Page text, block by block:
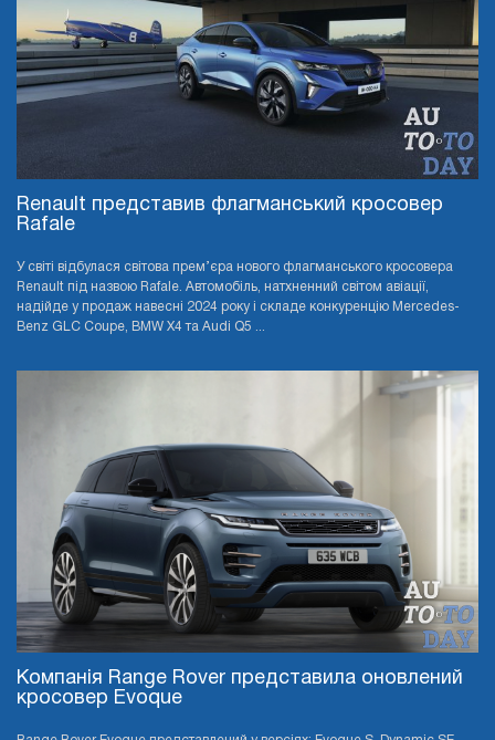
Renault представив флагманський кросовер
Rafale
У світі відбулася світова прем’єра нового флагманського кросовера
Renault під назвою Rafale. Автомобіль, натхненний світом авіації,
надійде у продаж навесні 2024 року і складе конкуренцію Mercedes-
Benz GLC Coupe, BMW X4 та Audi Q5 ...
Компанія Range Rover представила оновлений
кросовер Evoque